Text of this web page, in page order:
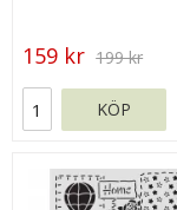
159 kr 199 kr
KÖP